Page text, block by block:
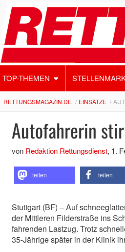
TOP-THEMEN
RETTUNGSMAGAZIN.DE EINSÄTZE
Autofahrerin
von Redaktion Rettungsdienst, 1.
teilen teilen
Stuttgart (BF) – Auf
der Mittleren Filderstraße ins
fahrenden Lastzug. Trotz
35-Jährige später in der Klinik